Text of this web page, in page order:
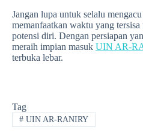
Jangan lupa untuk selalu
memanfaatkan waktu yang
potensi diri. Dengan persiapan
meraih impian masuk UIN AR-
terbuka lebar.
Tag
#UIN AR-RANIRY